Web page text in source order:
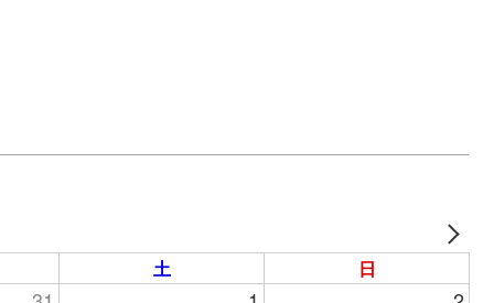
土 日